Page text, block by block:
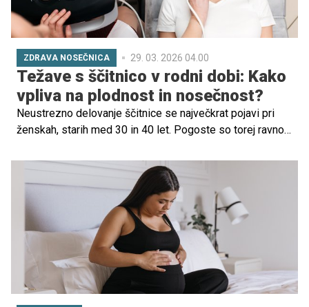
ZDRAVA NOSEČNICA 29. 03. 2026 04.00
Težave s ščitnico v rodni dobi: Kako
vpliva na plodnost in nosečnost?
Neustrezno delovanje ščitnice se največkrat pojavi pri
ženskah, starih med 30 in 40 let. Pogoste so torej ravno
pred zanositvijo in med nosečnostjo, sprožilec pa je
lahko tudi porod.